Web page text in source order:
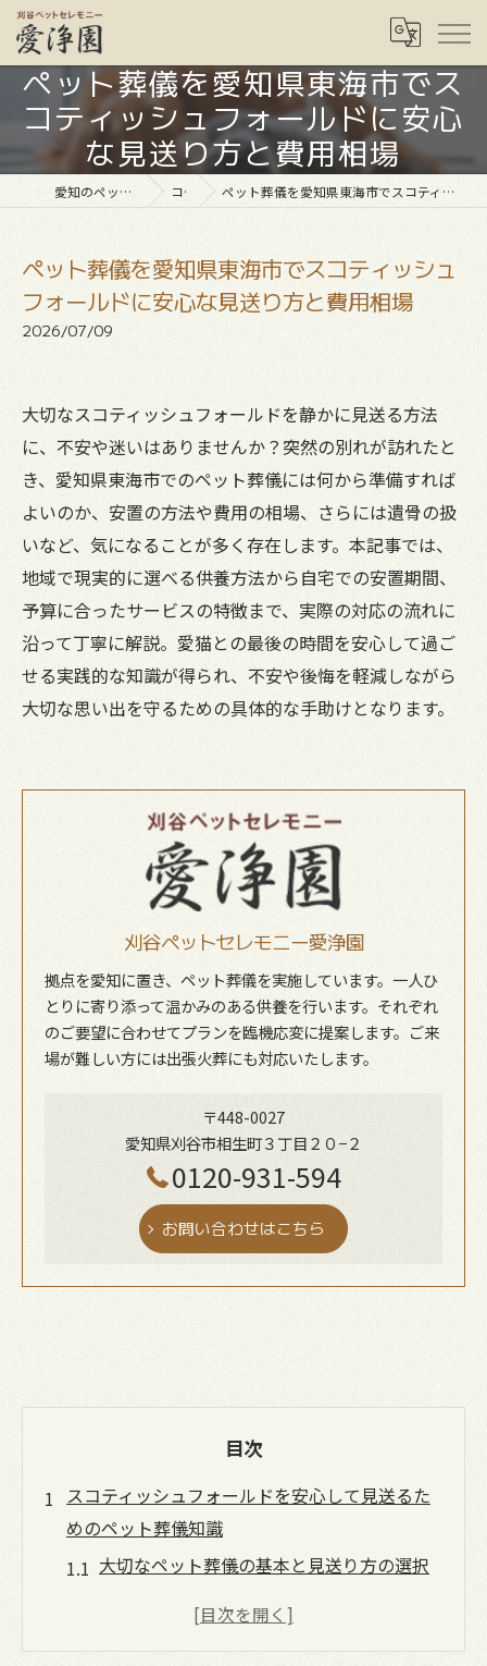
ペット葬儀を愛知県東海市でス
コティッシュフォールドに安心
な見送り方と費用相場
愛知のペット葬儀なら愛浄園 コラム ペット葬儀を愛知県東海市でスコティッシュフォールドに安心な見送り方と費用相場
ペット葬儀を愛知県東海市でスコティッシュ
フォールドに安心な見送り方と費用相場
2026/07/09
大切なスコティッシュフォールドを静かに見送る方法
に、不安や迷いはありませんか？突然の別れが訪れたと
き、愛知県東海市でのペット葬儀には何から準備すれば
よいのか、安置の方法や費用の相場、さらには遺骨の扱
いなど、気になることが多く存在します。本記事では、
地域で現実的に選べる供養方法から自宅での安置期間、
予算に合ったサービスの特徴まで、実際の対応の流れに
沿って丁寧に解説。愛猫との最後の時間を安心して過ご
せる実践的な知識が得られ、不安や後悔を軽減しながら
大切な思い出を守るための具体的な手助けとなります。
刈谷ペットセレモニー愛浄園
拠点を愛知に置き、ペット葬儀を実施しています。一人ひ
とりに寄り添って温かみのある供養を行います。それぞれ
のご要望に合わせてプランを臨機応変に提案します。ご来
場が難しい方には出張火葬にも対応いたします。
〒448-0027
愛知県刈谷市相生町３丁目２０−２
0120-931-594
お問い合わせはこちら
目次
スコティッシュフォールドを安心して見送るた
めのペット葬儀知識
大切なペット葬儀の基本と見送り方の選択
スコティッシュフォールドに適したペット